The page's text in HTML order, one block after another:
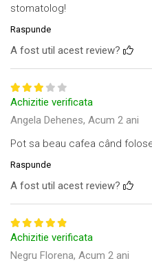
stomatolog!
Raspunde
A fost util acest review?
Achizitie verificata
Angela Dehenes, Acum 2 ani
Pot sa beau cafea când
Raspunde
A fost util acest review?
Achizitie verificata
Negru Florena, Acum 2 ani